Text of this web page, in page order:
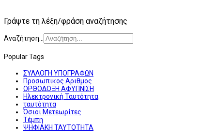
Γράψτε τη λέξη/φράση αναζήτησης
Αναζήτηση...
Popular Tags
ΣΥΛΛΟΓΗ ΥΠΟΓΡΑΦΩΝ
Προσωπικος Αριθμος
ΟΡΘΟΔΟΞΗ ΑΦΥΠΝΙΣΗ
Ηλεκτρονική Ταυτότητα
ταυτότητα
Όσιοι Μετεωρίτες
Τέμπη
ΨΗΦΙΑΚΗ ΤΑΥΤΟΤΗΤΑ